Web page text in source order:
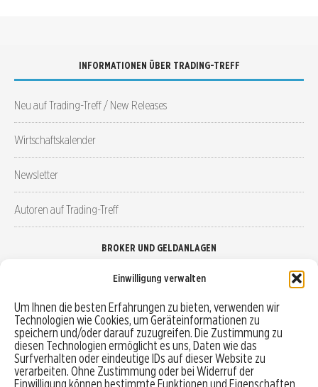
Einwilligung verwalten
Um Ihnen die besten Erfahrungen zu bieten, verwenden wir
Technologien wie Cookies, um Geräteinformationen zu
speichern und/oder darauf zuzugreifen. Die Zustimmung zu
diesen Technologien ermöglicht es uns, Daten wie das
Surfverhalten oder eindeutige IDs auf dieser Website zu
verarbeiten. Ohne Zustimmung oder bei Widerruf der
Einwilligung können bestimmte Funktionen und Eigenschaften
INFORMATIONEN ÜBER TRADING-TREFF
Neu auf Trading-Treff / New Releases
Wirtschaftskalender
Newsletter
Autoren auf Trading-Treff
BROKER UND GELDANLAGEN
Robo-Advisor vergleichen
Depotvergleich